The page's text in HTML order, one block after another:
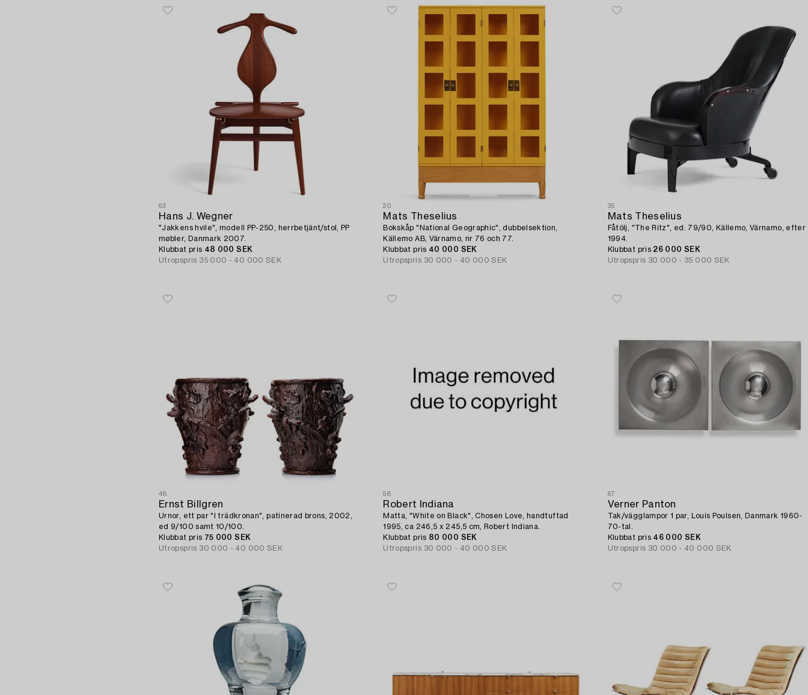
63
Hans J. Wegner
"Jakkens hvile", modell PP-250, herrbetjänt/stol, PP
møbler, Danmark 2007.
Klubbat pris 48 000 SEK
Utropspris 35 000 - 40 000 SEK
20
Mats Theselius
Bokskåp "National Geographic", dubbelsektion,
Källemo AB, Värnamo, nr 76 och 77.
Klubbat pris 40 000 SEK
Utropspris 30 000 - 40 000 SEK
35
Mats Theselius
Fåtölj, "The Ritz", ed. 79/90, Källemo, Värnamo, efter
1994.
Klubbat pris 26 000 SEK
Utropspris 30 000 - 35 000 SEK
48
Ernst Billgren
Urnor, ett par "I trädkronan", patinerad brons, 2002,
ed 9/100 samt 10/100.
Klubbat pris 75 000 SEK
Utropspris 30 000 - 40 000 SEK
58
Robert Indiana
Matta, "White on Black", Chosen Love, handtuftad
1995, ca 246,5 x 245,5 cm, Robert Indiana.
Klubbat pris 80 000 SEK
Utropspris 30 000 - 40 000 SEK
67
Verner Panton
Tak/vägglampor 1 par, Louis Poulsen, Danmark 1960-
70-tal.
Klubbat pris 46 000 SEK
Utropspris 30 000 - 40 000 SEK